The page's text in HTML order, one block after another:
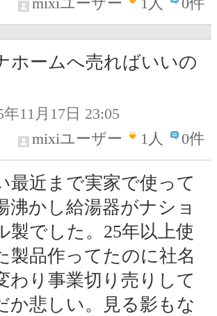
ホームへ売ればいいの
年11月17日 23:05
mixiユーザー
1人 0件
最近まで実家で使って
沸かし給湯器がナショ
製でした。25年以上使
製品作ってたのに社名
わり事業切り売りして
か悲しい。見る影もな